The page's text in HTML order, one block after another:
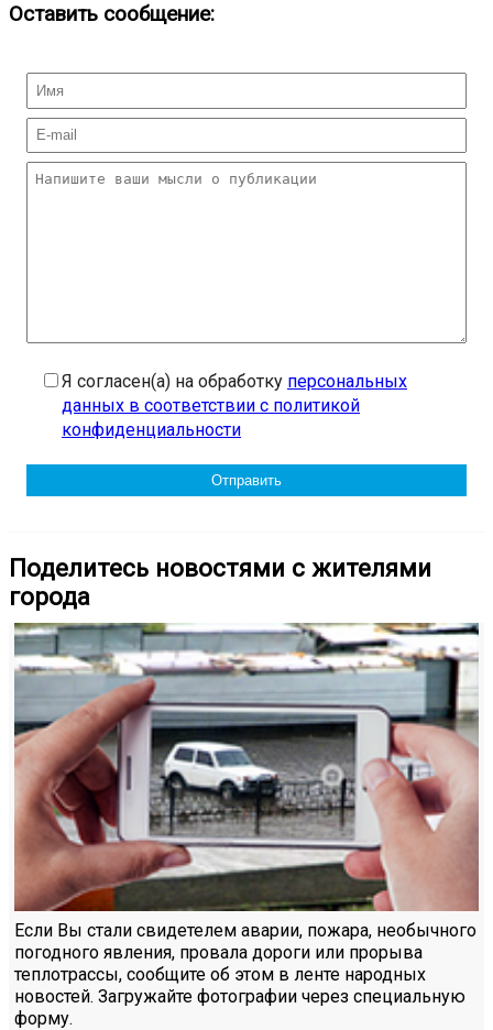
Оставить сообщение:
Я согласен(а) на обработку персональных
данных в соответствии с политикой
конфиденциальности
Поделитесь новостями с жителями
города
Если Вы стали свидетелем аварии, пожара, необычного
погодного явления, провала дороги или прорыва
теплотрассы, сообщите об этом в ленте народных
новостей. Загружайте фотографии через специальную
форму.